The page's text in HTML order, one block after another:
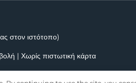
στον ιστότοπο)
| Χωρίς πιστωτική κάρτα